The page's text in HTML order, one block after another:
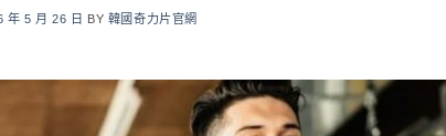
年 5 月 26 日 BY 韓國奇力片官網